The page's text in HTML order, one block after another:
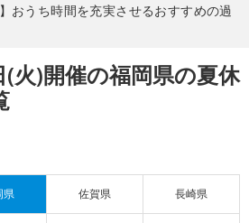
おうち時間を充実させるおすすめの過
火)開催の福岡県の夏休
県 佐賀県 長崎県